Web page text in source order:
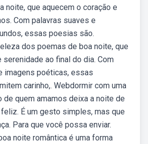
noite, que aquecem o coração e
Com palavras suaves e
essas poesias são.
dos poemas de boa noite, que
ao final do dia. Com
imagens poéticas, essas
carinho,. Webdormir com uma
de quem amamos deixa a noite de
É um gesto simples, mas que
Para que você possa enviar.
noite romântica é uma forma